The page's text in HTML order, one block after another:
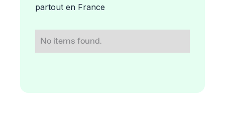
partout en France
No items found.